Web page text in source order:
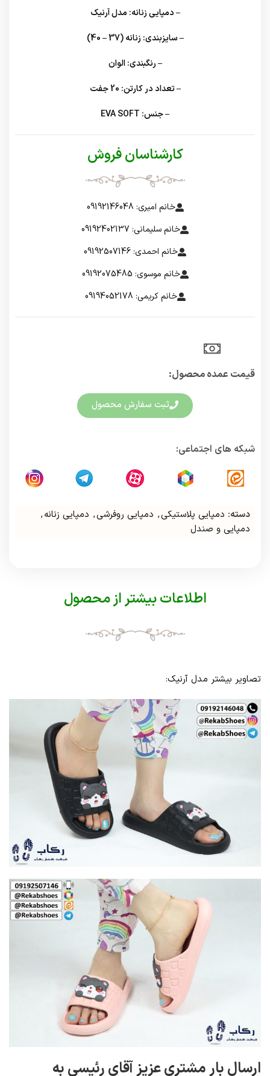
– دمپایی زنانه: مدل آرنیک
– سایزبندی: زنانه (37 – 40)
– رنگبندی: الوان
– تعداد در کارتن: 20 جفت
– جنس: EVA SOFT
کارشناسان فروش
خانم امیری: 09192146048
خانم سلیمانی: 09192402137
خانم احمدی: 09192507146
خانم موسوی: 09192075485
خانم کریمی: 09194052178
قیمت عمده محصول:​
ثبت سفارش محصول
شبکه های اجتماعی:
دسته: دمپایی پلاستیکی, دمپایی روفرشی, دمپایی زنانه,
دمپایی و صندل
اطلاعات بیشتر از محصول
تصاویر بیشتر مدل آرنیک:
ارسال بار مشتری عزیز آقای رئیسی به